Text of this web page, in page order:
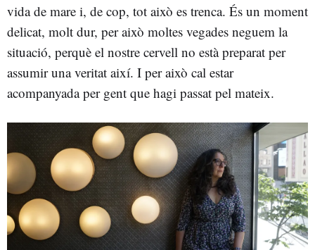
vida de mare i, de cop, tot això es trenca. És un moment
delicat, molt dur, per això moltes vegades neguem la
situació, perquè el nostre cervell no està preparat per
assumir una veritat així. I per això cal estar
acompanyada per gent que hagi passat pel mateix.